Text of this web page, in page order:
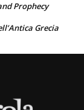
Prophecy
Grecia